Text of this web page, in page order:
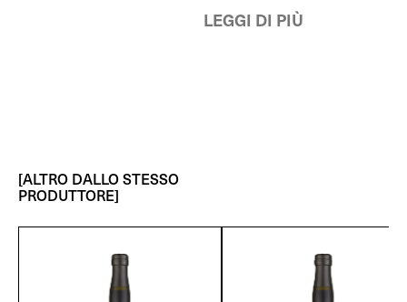
LEGGI DI PIÙ
[ALTRO DALLO STESSO
PRODUTTORE]